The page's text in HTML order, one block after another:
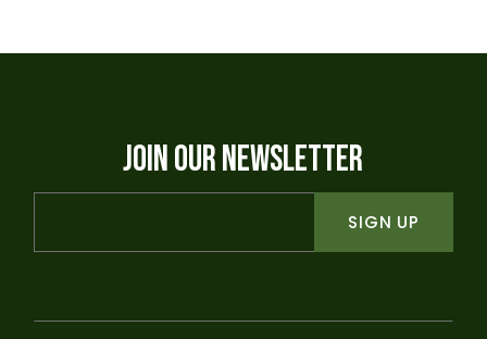
JOIN OUR NEWSLETTER
SIGN UP